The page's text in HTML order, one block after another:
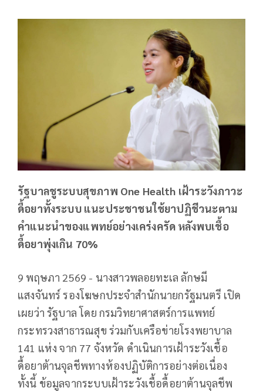
รัฐบาลชูระบบสุขภาพ One Health เฝ้าระวังภาวะ
ดื้อยาทั้งระบบ แนะประชาชนใช้ยาปฏิชีวนะตาม
คำแนะนำของแพทย์อย่างเคร่งครัด หลังพบเชื้อ
ดื้อยาพุ่งเกิน 70%
9 พฤษภา 2569 - นางสาวพลอยทะเล ลักษมี
แสงจันทร์ รองโฆษกประจำสำนักนายกรัฐมนตรี เปิด
เผยว่า รัฐบาล โดย กรมวิทยาศาสตร์การแพทย์
กระทรวงสาธารณสุข ร่วมกับเครือข่ายโรงพยาบาล
141 แห่ง จาก 77 จังหวัด ดำเนินการเฝ้าระวังเชื้อ
ดื้อยาต้านจุลชีพทางห้องปฏิบัติการอย่างต่อเนื่อง
ทั้งนี้ ข้อมูลจากระบบเฝ้าระวังเชื้อดื้อยาต้านจุลชีพ